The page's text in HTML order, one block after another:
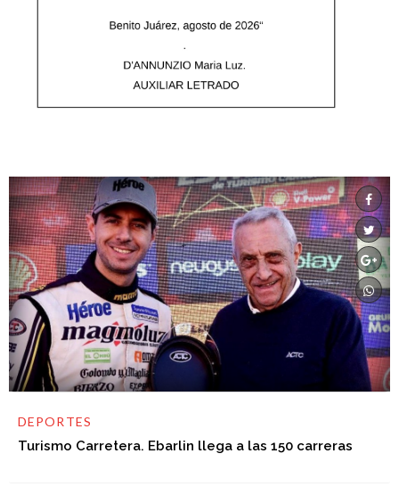
DEPORTES
Turismo Carretera. Ebarlin llega a las 150 carreras